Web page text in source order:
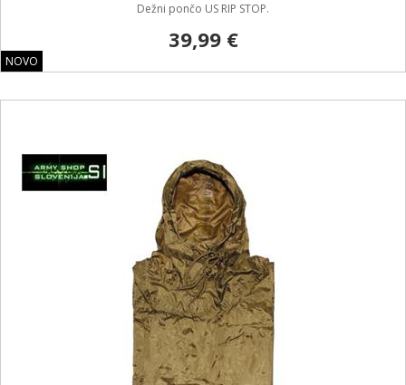
NOVO
Dežni pončo US RIP STOP.
39,99 €